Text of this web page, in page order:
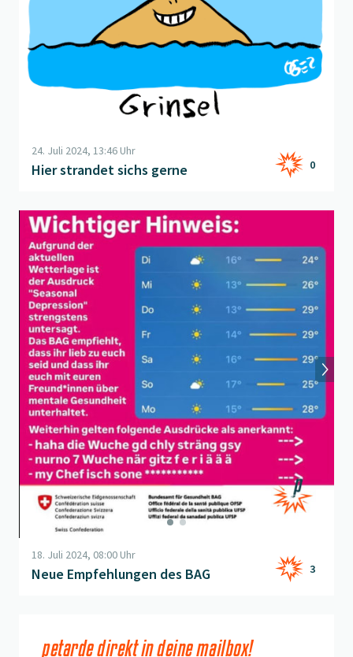
24. Juli 2024, 13:46 Uhr
Hier strandet sichs gerne 0
Beitrag "Neue Empfehlungen des BAG" öffnen
18. Juli 2024, 08:00 Uhr
Neue Empfehlungen des BAG 3
petarde direkt in deine mailbox!